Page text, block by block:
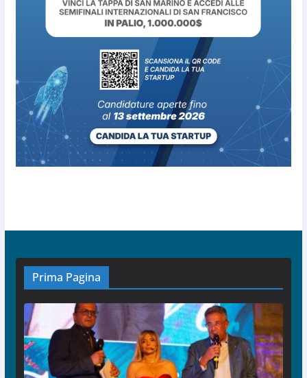
Prima Pagina